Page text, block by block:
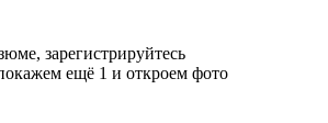
зарегистрируйтесь
ещё 1 и откроем фото